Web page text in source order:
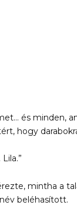
és minden,
hogy
mintha a
beléhasított.